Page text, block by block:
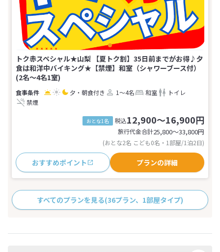
トク赤スペシャル★山梨 【夏トク割】35日前までがお得♪夕
食は和洋中バイキング★【禁煙】和室（シャワーブース付）
(2名～4名1室)
夕・朝食付き 1～4名 和室
トイレ
禁煙
おとな1名 税込12,900～16,900円
旅行代金合計25,800〜33,800円
(おとな2名 こども0名・1部屋/1泊2日)
おすすめポイント プランの詳細
すべてのプランを見る(36プラン、1部屋タイプ)